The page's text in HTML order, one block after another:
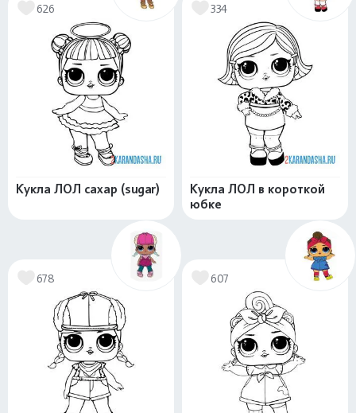
626
Кукла ЛОЛ сахар (sugar)
334
Кукла ЛОЛ в короткой
юбке
678 607